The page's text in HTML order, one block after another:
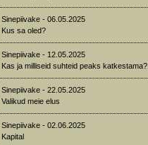
Sinepiivake - 06.05.2025
Kus sa oled?
Sinepiivake - 12.05.2025
Kas ja milliseid suhteid peaks katkestama?
Sinepiivake - 22.05.2025
Valikud meie elus
Sinepiivake - 02.06.2025
Kapital